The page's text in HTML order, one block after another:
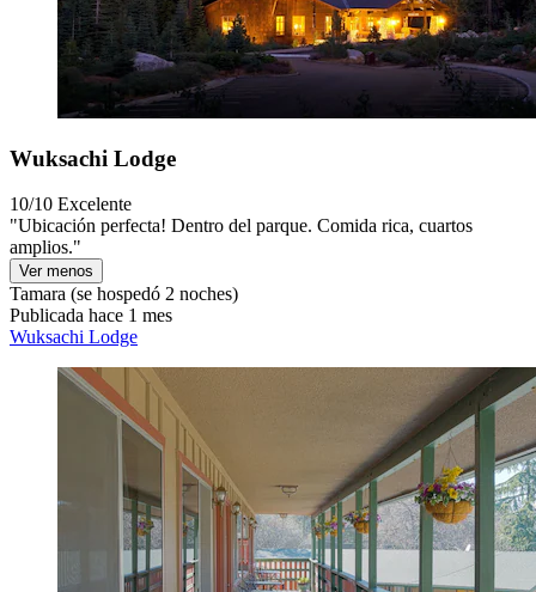
Wuksachi Lodge
10/10 Excelente
"Ubicación perfecta! Dentro del parque. Comida rica, cuartos
amplios."
Ver menos
Tamara (se hospedó 2 noches)
Publicada hace 1 mes
Wuksachi Lodge